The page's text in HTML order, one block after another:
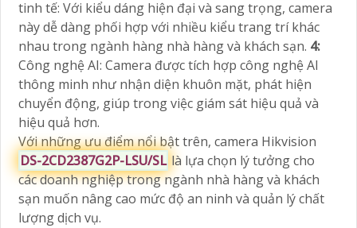
tinh tế: Với kiểu dáng hiện đại và sang trọng, camera
này dễ dàng phối hợp với nhiều kiểu trang trí khác
nhau trong ngành hàng nhà hàng và khách sạn. 4:
Công nghệ AI: Camera được tích hợp công nghệ AI
thông minh như nhận diện khuôn mặt, phát hiện
chuyển động, giúp trong việc giám sát hiệu quả và
hiệu quả hơn.
Với những ưu điểm nổi bật trên, camera Hikvision
DS-2CD2387G2P-LSU/SL là lựa chọn lý tưởng cho
các doanh nghiệp trong ngành nhà hàng và khách
sạn muốn nâng cao mức độ an ninh và quản lý chất
lượng dịch vụ.